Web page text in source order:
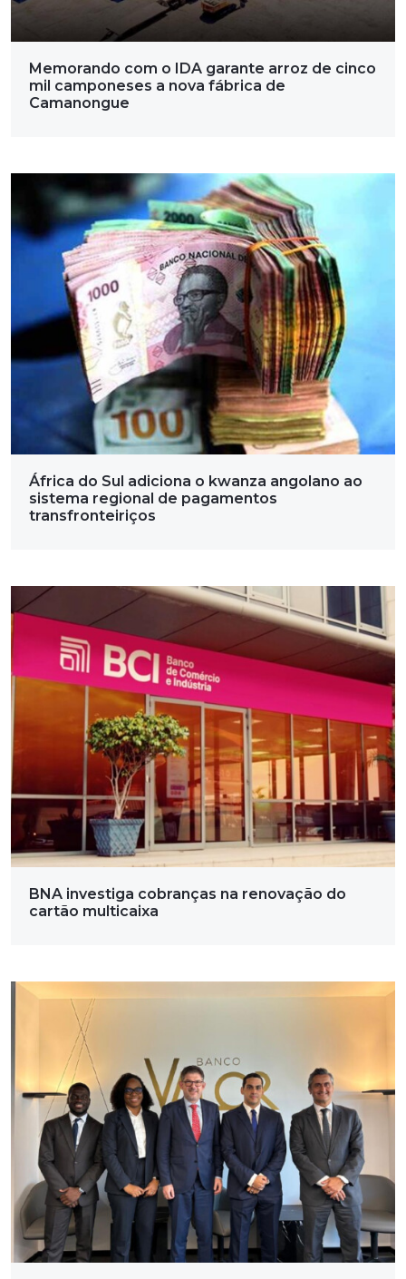
Memorando com o IDA garante arroz de cinco
mil camponeses a nova fábrica de
Camanongue
África do Sul adiciona o kwanza angolano ao
sistema regional de pagamentos
transfronteiriços
BNA investiga cobranças na renovação do
cartão multicaixa